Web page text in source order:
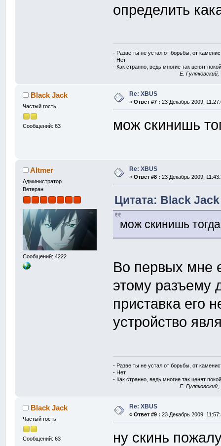
определить
- Разве ты не устал от борьбы, от
- Нет.
- Как странно, ведь многие так ценят
E.
Black Jack
Частый гость
Сообщений: 63
Re: XBUS
« Ответ #7 : 23 Декабрь 2009,
мож скинишь
Altmer
Администратор
Ветеран
Сообщений: 4222
Re: XBUS
« Ответ #8 : 23 Декабрь 2009,
Цитата: Black
мож скинишь
Во первых мне
этому разъему
приставка его
устройство
- Разве ты не устал от борьбы, от
- Нет.
- Как странно, ведь многие так ценят
E.
Black Jack
Частый гость
Сообщений: 63
Re: XBUS
« Ответ #9 : 23 Декабрь 2009,
ну скинь